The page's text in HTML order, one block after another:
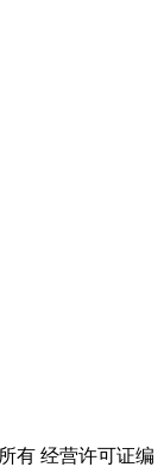
有 经营许可证编